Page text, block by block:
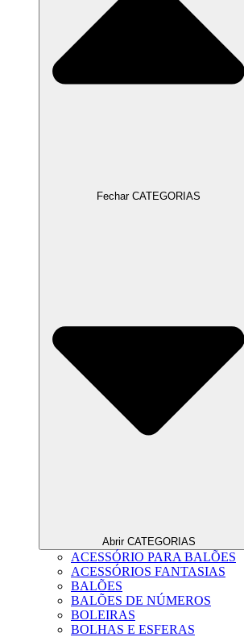
Fechar CATEGORIAS
Abrir CATEGORIAS
ACESSÓRIO PARA BALÕES
ACESSÓRIOS FANTASIAS
BALÕES
BALÕES DE NÚMEROS
BOLEIRAS
BOLHAS E ESFERAS